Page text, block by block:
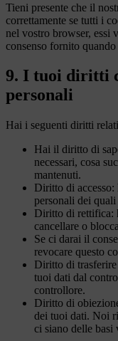
Tieni presente che il
correttamente se tutti i
nel vostro browser, essi
consenso fornito
9. I tuoi diritti
personali
Hai i seguenti diritti
Hai il diritto di
necessari, cosa
mantenuti.
Diritto di
personali dei
Diritto di rettifica:
cancellare o
Se ci darai il
revocare questo
Diritto di
tuoi dati dal
controllore.
Diritto di
dei tuoi dati. Noi
ci siano delle basi